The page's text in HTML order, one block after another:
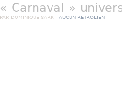
« Carnaval »
PAR DOMINIQUE SARR - AUCUN RÉTROLIEN